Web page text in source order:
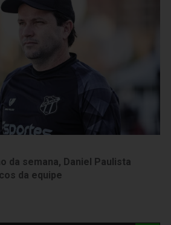
da semana, Daniel Paulista
da equipe